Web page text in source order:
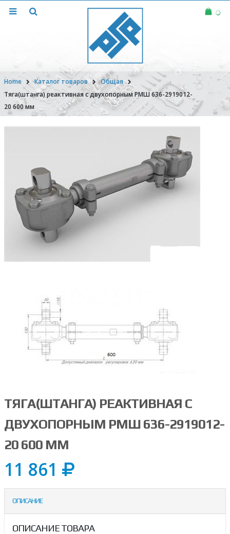
Home Каталог товаров
Общая
Тяга(штанга) реактивная с двухопорным РМШ 636-2919012-
20 600 мм
ТЯГА(ШТАНГА) РЕАКТИВНАЯ С
ДВУХОПОРНЫМ РМШ 636-2919012-
20 600 ММ
11 861
ОПИСАНИЕ
ОПИСАНИЕ ТОВАРА